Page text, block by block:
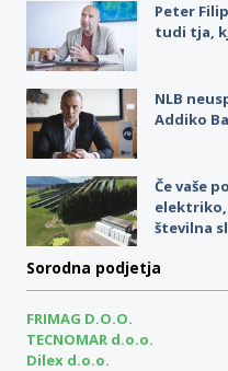
Peter
tudi tja,
NLB
Addiko
Če vaše
številna
Sorodna podjetja
FRIMAG D.O.O.
TECNOMAR d.o.o.
Dilex d.o.o.